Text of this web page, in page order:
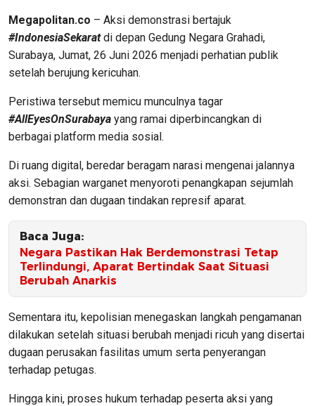
Megapolitan.co – Aksi demonstrasi bertajuk
#IndonesiaSekaratdi depan Gedung Negara Grahadi,
Surabaya, Jumat, 26 Juni 2026 menjadi perhatian publik
setelah berujung kericuhan.
Peristiwa tersebut memicu munculnya tagar
#AllEyesOnSurabaya yang ramai diperbincangkan di
berbagai platform media sosial.
Di ruang digital, beredar beragam narasi mengenai jalannya
aksi. Sebagian warganet menyoroti penangkapan sejumlah
demonstran dan dugaan tindakan represif aparat.
Baca Juga:
Negara Pastikan Hak Berdemonstrasi Tetap
Terlindungi, Aparat Bertindak Saat Situasi
Berubah Anarkis
Sementara itu, kepolisian menegaskan langkah pengamanan
dilakukan setelah situasi berubah menjadi ricuh yang disertai
dugaan perusakan fasilitas umum serta penyerangan
terhadap petugas.
Hingga kini, proses hukum terhadap peserta aksi yang